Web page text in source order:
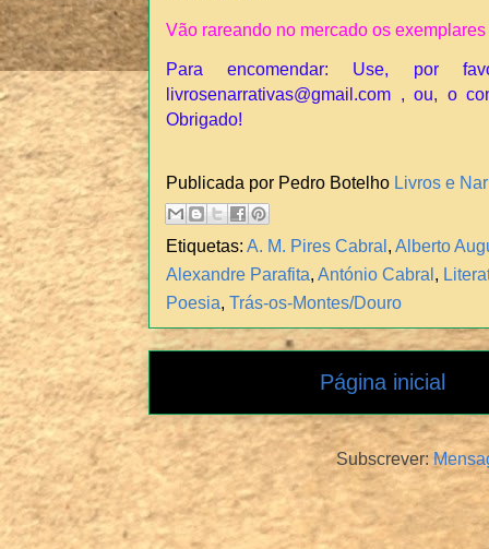
Vão rareando no mercado os
Para encomendar: Use, por
livrosenarrativas@gmail.com , ou, o
Obrigado!
Publicada por Pedro Botelho Livros e
Etiquetas: A. M. Pires Cabral, Alberto
Alexandre Parafita, António Cabral,
Poesia, Trás-os-Montes/Douro
Página inicial
Subscrever: